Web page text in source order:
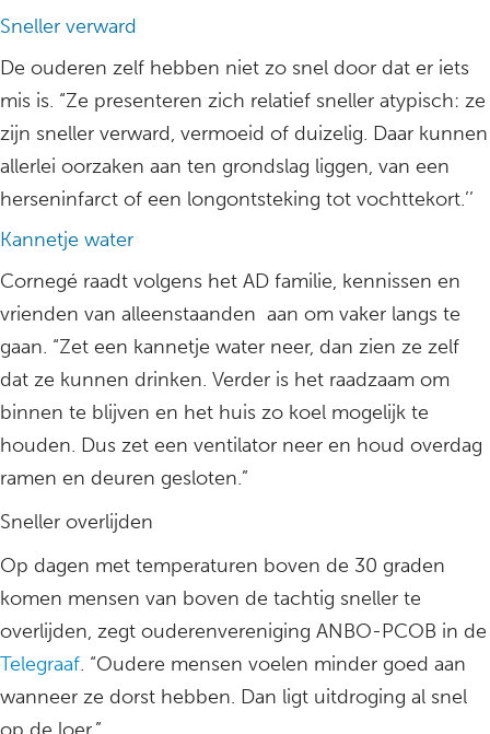
Sneller verward
De ouderen zelf hebben niet zo snel door dat er iets
mis is. “Ze presenteren zich relatief sneller atypisch: ze
zijn sneller verward, vermoeid of duizelig. Daar kunnen
allerlei oorzaken aan ten grondslag liggen, van een
herseninfarct of een longontsteking tot vochttekort.’’
Kannetje water
Cornegé raadt volgens het AD familie, kennissen en
vrienden van alleenstaanden aan om vaker langs te
gaan. “Zet een kannetje water neer, dan zien ze zelf
dat ze kunnen drinken. Verder is het raadzaam om
binnen te blijven en het huis zo koel mogelijk te
houden. Dus zet een ventilator neer en houd overdag
ramen en deuren gesloten.”
Sneller overlijden
Op dagen met temperaturen boven de 30 graden
komen mensen van boven de tachtig sneller te
overlijden, zegt ouderenvereniging ANBO-PCOB in de
Telegraaf. “Oudere mensen voelen minder goed aan
wanneer ze dorst hebben. Dan ligt uitdroging al snel